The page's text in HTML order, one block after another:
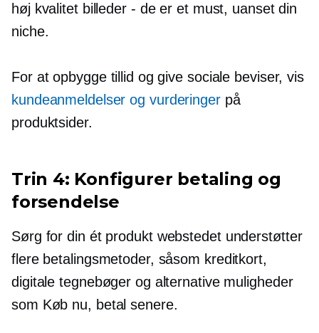
høj kvalitetbilleder - de er et must, uanset din
niche.
For at opbygge tillid og give sociale beviser, vis
kundeanmeldelser og vurderingerpå
produktsider.
Trin 4: Konfigurer betaling og
forsendelse
Sørg for din ét produktwebstedet understøtter
flere betalingsmetoder, såsom kreditkort,
digitale tegnebøger og alternative muligheder
som Køb nu, betal senere.